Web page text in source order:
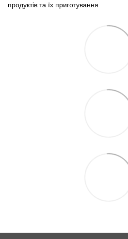
продуктів та їх приготування